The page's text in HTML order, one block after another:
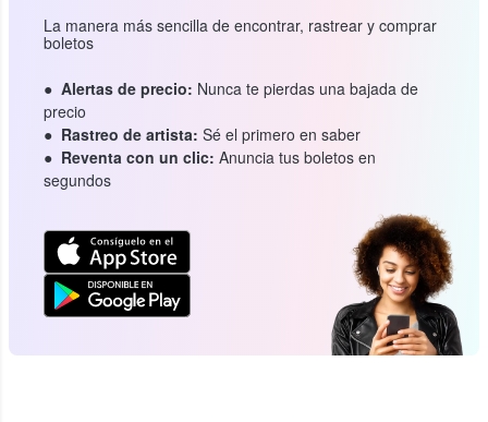
La manera más sencilla de encontrar, rastrear y comprar
boletos
Alertas de precio: Nunca te pierdas una bajada de
precio
Rastreo de artista: Sé el primero en saber
Reventa con un clic: Anuncia tus boletos en
segundos